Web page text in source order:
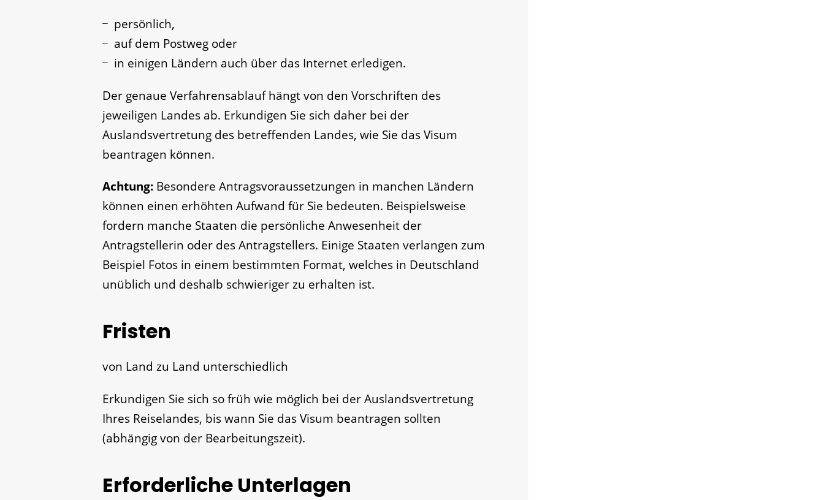
persönlich,
auf dem Postweg oder
in einigen Ländern auch über das Internet erledigen.
Der genaue Verfahrensablauf hängt von den Vorschriften des
jeweiligen Landes ab. Erkundigen Sie sich daher bei der
Auslandsvertretung des betreffenden Landes, wie Sie das Visum
beantragen können.
Achtung: Besondere Antragsvoraussetzungen in manchen Ländern
können einen erhöhten Aufwand für Sie bedeuten. Beispielsweise
fordern manche Staaten die persönliche Anwesenheit der
Antragstellerin oder des Antragstellers. Einige Staaten verlangen zum
Beispiel Fotos in einem bestimmten Format, welches in Deutschland
unüblich und deshalb schwieriger zu erhalten ist.
Fristen
von Land zu Land unterschiedlich
Erkundigen Sie sich so früh wie möglich bei der Auslandsvertretung
Ihres Reiselandes, bis wann Sie das Visum beantragen sollten
(abhängig von der Bearbeitungszeit).
Erforderliche Unterlagen